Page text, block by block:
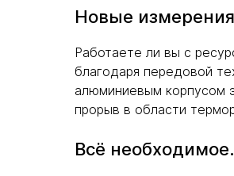
Новые
Работаете ли вы с
благодаря передовой
алюминиевым корпусом
прорыв в области
Всё